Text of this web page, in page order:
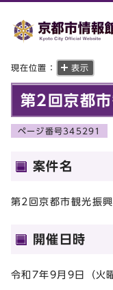
現在位置： 表示
第2回京都
ページ番号345291
案件名
第2回京都市観光振
開催日時
令和7年9月9日（火